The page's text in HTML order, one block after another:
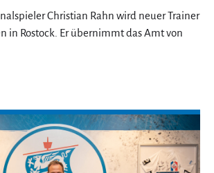
Christian Rahn wird neuer Trainer
in Rostock. Er übernimmt das Amt von